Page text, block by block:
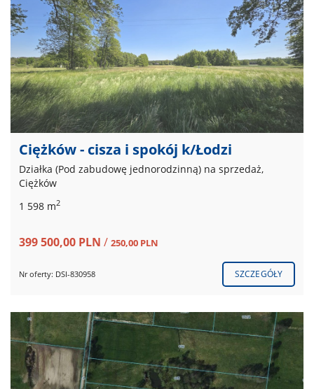
Ciężków - cisza i spokój k/Łodzi
Działka (Pod zabudowę jednorodzinną) na sprzedaż,
Ciężków
1 598 m2
399 500,00 PLN / 250,00 PLN
Nr oferty: DSI-830958 SZCZEGÓŁY